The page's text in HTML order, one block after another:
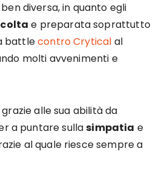
diversa, in quanto egli
e preparata soprattutto
battlecontro Crytical al
molti avvenimenti e
alle sua abilità da
a puntare sullasimpatia e
al quale riesce sempre a